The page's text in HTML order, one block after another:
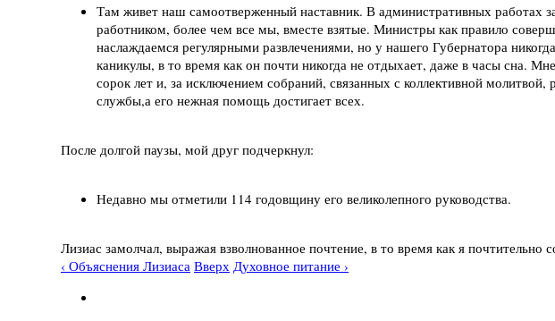
Там живет наш самоотверженный наставник. В административных работах
работником, более чем все мы, вместе взятые. Министры как правило
наслаждаемся регулярными развлечениями, но у нашего Губернатора
каникулы, в то время как он почти никогда не отдыхает, даже в часы сна.
сорок лет и, за исключением собраний, связанных с коллективной
службы,а его нежная помощь достигает всех.
После долгой паузы, мой друг подчеркнул:
Недавно мы отметили 114 годовщину его великолепного руководства.
Лизиас замолчал, выражая взволнованное почтение, в то время как я почтительно
‹ Объяснения Лизиаса Вверх Духовное питание ›